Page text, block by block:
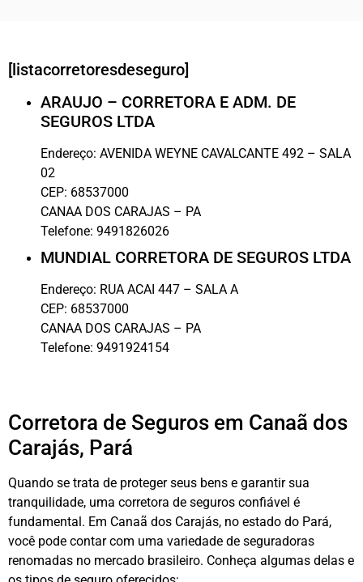
[listacorretoresdeseguro]
ARAUJO – CORRETORA E ADM. DE
SEGUROS LTDA
Endereço: AVENIDA WEYNE CAVALCANTE 492 – SALA
02
CEP: 68537000
CANAA DOS CARAJAS – PA
Telefone: 9491826026
MUNDIAL CORRETORA DE SEGUROS LTDA
Endereço: RUA ACAI 447 – SALA A
CEP: 68537000
CANAA DOS CARAJAS – PA
Telefone: 9491924154
Corretora de Seguros em Canaã dos
Carajás, Pará
Quando se trata de proteger seus bens e garantir sua
tranquilidade, uma corretora de seguros confiável é
fundamental. Em Canaã dos Carajás, no estado do Pará,
você pode contar com uma variedade de seguradoras
renomadas no mercado brasileiro. Conheça algumas delas e